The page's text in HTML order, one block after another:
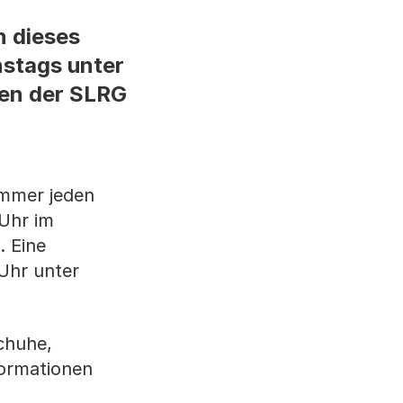
dieses
unter
der SLRG
jeden
im
Eine
unter